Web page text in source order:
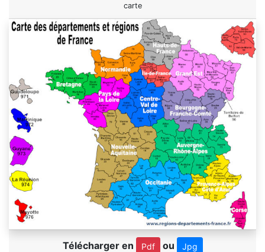
carte
Télécharger en Pdf ou Jpg